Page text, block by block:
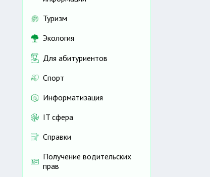
Туризм
Экология
Для абитуриентов
Спорт
Информатизация
IT сфера
Справки
Получение водительских
прав